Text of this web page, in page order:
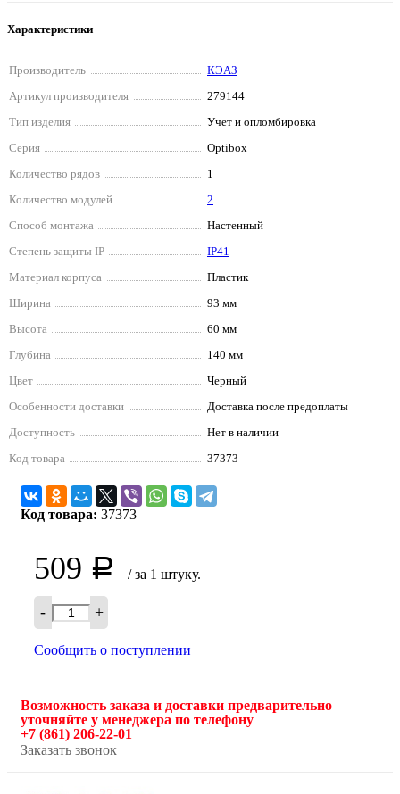
Характеристики
Производитель
КЭАЗ
Артикул производителя
279144
Тип изделия
Учет и опломбировка
Серия
Optibox
Количество рядов
1
Количество модулей
2
Способ монтажа
Настенный
Степень защиты IP
IP41
Материал корпуса
Пластик
Ширина
93 мм
Высота
60 мм
Глубина
140 мм
Цвет
Черный
Особенности доставки
Доставка после предоплаты
Доступность
Нет в наличии
Код товара
37373
Код товара: 37373
509 Р / за 1 штуку.
- +
Сообщить о поступлении
Возможность заказа и доставки предварительно
уточняйте у менеджера по телефону
+7 (861) 206-22-01
Заказать звонок